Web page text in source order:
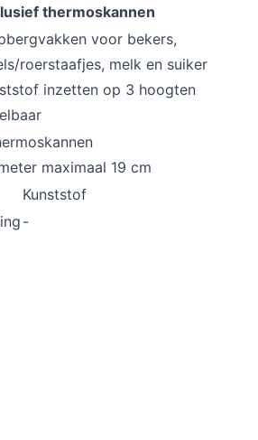
thermoskannen
voor bekers,
roerstaafjes, melk en suiker
inzetten op 3 hoogten
maximaal 19 cm
Kunststof
-